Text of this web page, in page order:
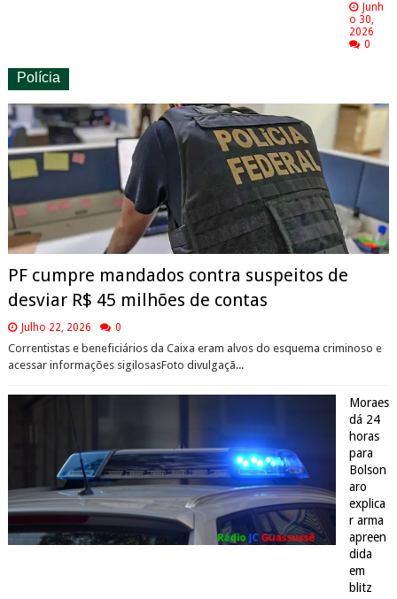
Junh
o 30,
2026
0
Polícia
PF cumpre mandados contra suspeitos de
desviar R$ 45 milhões de contas
Julho 22, 2026 0
Correntistas e beneficiários da Caixa eram alvos do esquema criminoso e
acessar informações sigilosasFoto divulgaçã...
Moraes
dá 24
horas
para
Bolson
aro
explica
r arma
apreen
dida
em
blitz